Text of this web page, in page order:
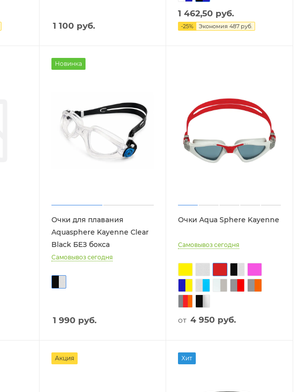
1 100 руб.
1 462,50 руб.
-25% Экономия487 руб.
Новинка
Очки для плавания
Aquasphere Kayenne Сlear
Black БЕЗ бокса
Самовывоз сегодня
1 990 руб.
Очки Aqua Sphere Kayenne
Самовывоз сегодня
от 4 950 руб.
Акция Хит